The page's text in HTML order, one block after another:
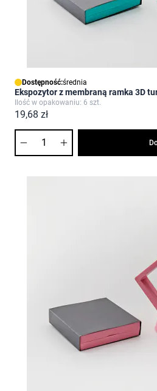
Dostępność:średnia
Ekspozytor z membraną ramka 3D
Ilość w opakowaniu: 6 szt.
19,68 zł